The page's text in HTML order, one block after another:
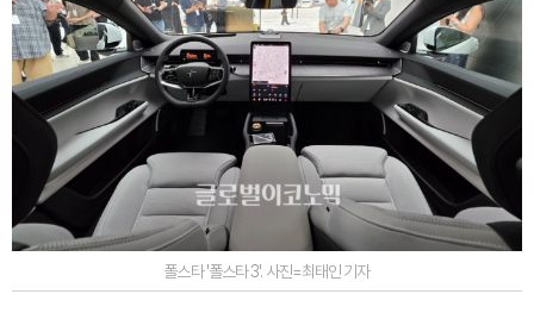
폴스타 '폴스타 3'. 사진=최태인 기자